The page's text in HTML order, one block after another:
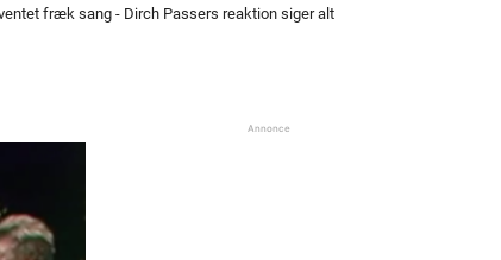
fræk sang - Dirch Passers reaktion siger alt